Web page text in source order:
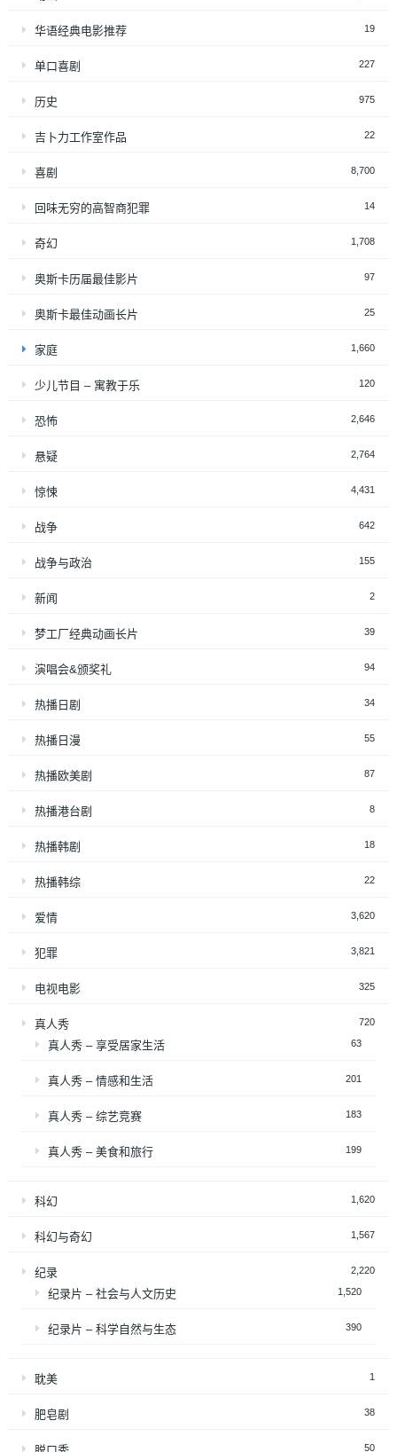
华语经典电影推荐 19
单口喜剧 227
历史 975
吉卜力工作室作品 22
喜剧 8,700
回味无穷的高智商犯罪 14
奇幻 1,708
奥斯卡历届最佳影片 97
奥斯卡最佳动画长片 25
家庭 1,660
少儿节目 – 寓教于乐 120
恐怖 2,646
悬疑 2,764
惊悚 4,431
战争 642
战争与政治 155
新闻 2
梦工厂经典动画长片 39
演唱会&颁奖礼 94
热播日剧 34
热播日漫 55
热播欧美剧 87
热播港台剧 8
热播韩剧 18
热播韩综 22
爱情 3,620
犯罪 3,821
电视电影 325
真人秀 720
真人秀 – 享受居家生活 63
真人秀 – 情感和生活 201
真人秀 – 综艺竞赛 183
真人秀 – 美食和旅行 199
科幻 1,620
科幻与奇幻 1,567
纪录 2,220
纪录片 – 社会与人文历史 1,520
纪录片 – 科学自然与生态 390
耽美 1
肥皂剧 38
50